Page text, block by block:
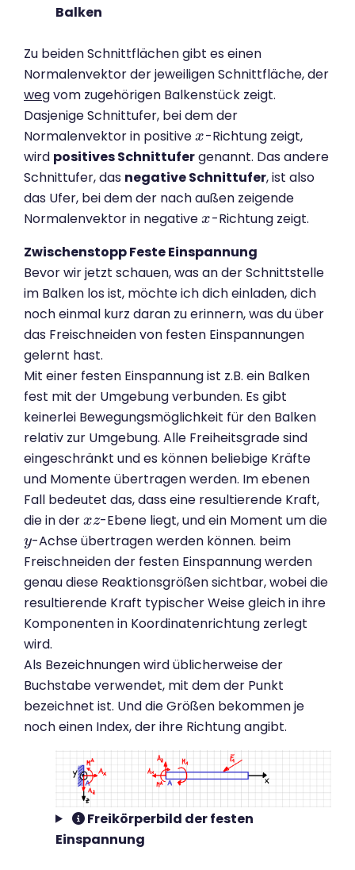
Balken
Zu beiden Schnittflächen gibt es einen
Normalenvektor der jeweiligen Schnittfläche, der
wegvom zugehörigen Balkenstück zeigt.
Dasjenige Schnittufer, bei dem der
Normalenvektor in positive x
x -Richtung zeigt,
wird positives Schnittufergenannt. Das andere
Schnittufer, das negative Schnittufer, ist also
das Ufer, bei dem der nach außen zeigende
Normalenvektor in negative x
x -Richtung zeigt.
Zwischenstopp Feste Einspannung
Bevor wir jetzt schauen, was an der Schnittstelle
im Balken los ist, möchte ich dich einladen, dich
noch einmal kurz daran zu erinnern, was du über
das Freischneiden von festen Einspannungen
gelernt hast.
Mit einer festen Einspannung ist z.B. ein Balken
fest mit der Umgebung verbunden. Es gibt
keinerlei Bewegungsmöglichkeit für den Balken
relativ zur Umgebung. Alle Freiheitsgrade sind
eingeschränkt und es können beliebige Kräfte
und Momente übertragen werden. Im ebenen
Fall bedeutet das, dass eine resultierende Kraft,
die in der xz
xz -Ebene liegt, und ein Moment um die
y
y-Achse übertragen werden können. beim
Freischneiden der festen Einspannung werden
genau diese Reaktionsgrößen sichtbar, wobei die
resultierende Kraft typischer Weise gleich in ihre
Komponenten in Koordinatenrichtung zerlegt
wird.
Als Bezeichnungen wird üblicherweise der
Buchstabe verwendet, mit dem der Punkt
bezeichnet ist. Und die Größen bekommen je
noch einen Index, der ihre Richtung angibt.
Freikörperbild der festen
Einspannung